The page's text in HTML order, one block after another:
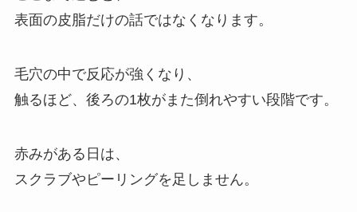
表面の皮脂だけの話ではなくなります。
毛穴の中で反応が強くなり、
触るほど、後ろの1枚がまた倒れやすい段階です。
赤みがある日は、
スクラブやピーリングを足しません。